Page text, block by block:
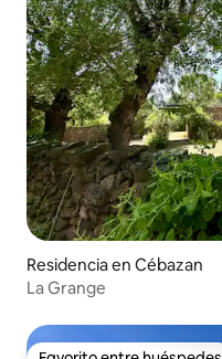
Residencia en Cébazan
La Grange